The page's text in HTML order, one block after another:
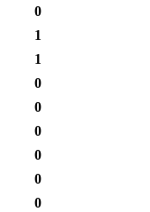
0
1
1
0
0
0
0
0
0